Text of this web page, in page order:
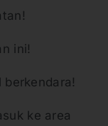
ini!
ke area